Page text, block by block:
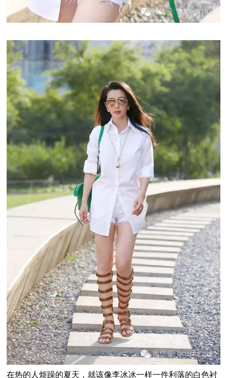
在热的人烦躁的夏天，就该像李冰冰一样一件利落的白色衬